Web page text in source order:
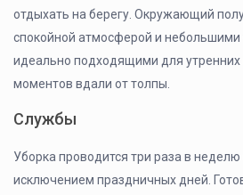
отдыхать на берегу. Окружающий
спокойной атмосферой и
идеально подходящими для утренних
моментов вдали от толпы.
Службы
Уборка проводится три раза в неделю
исключением праздничных дней.